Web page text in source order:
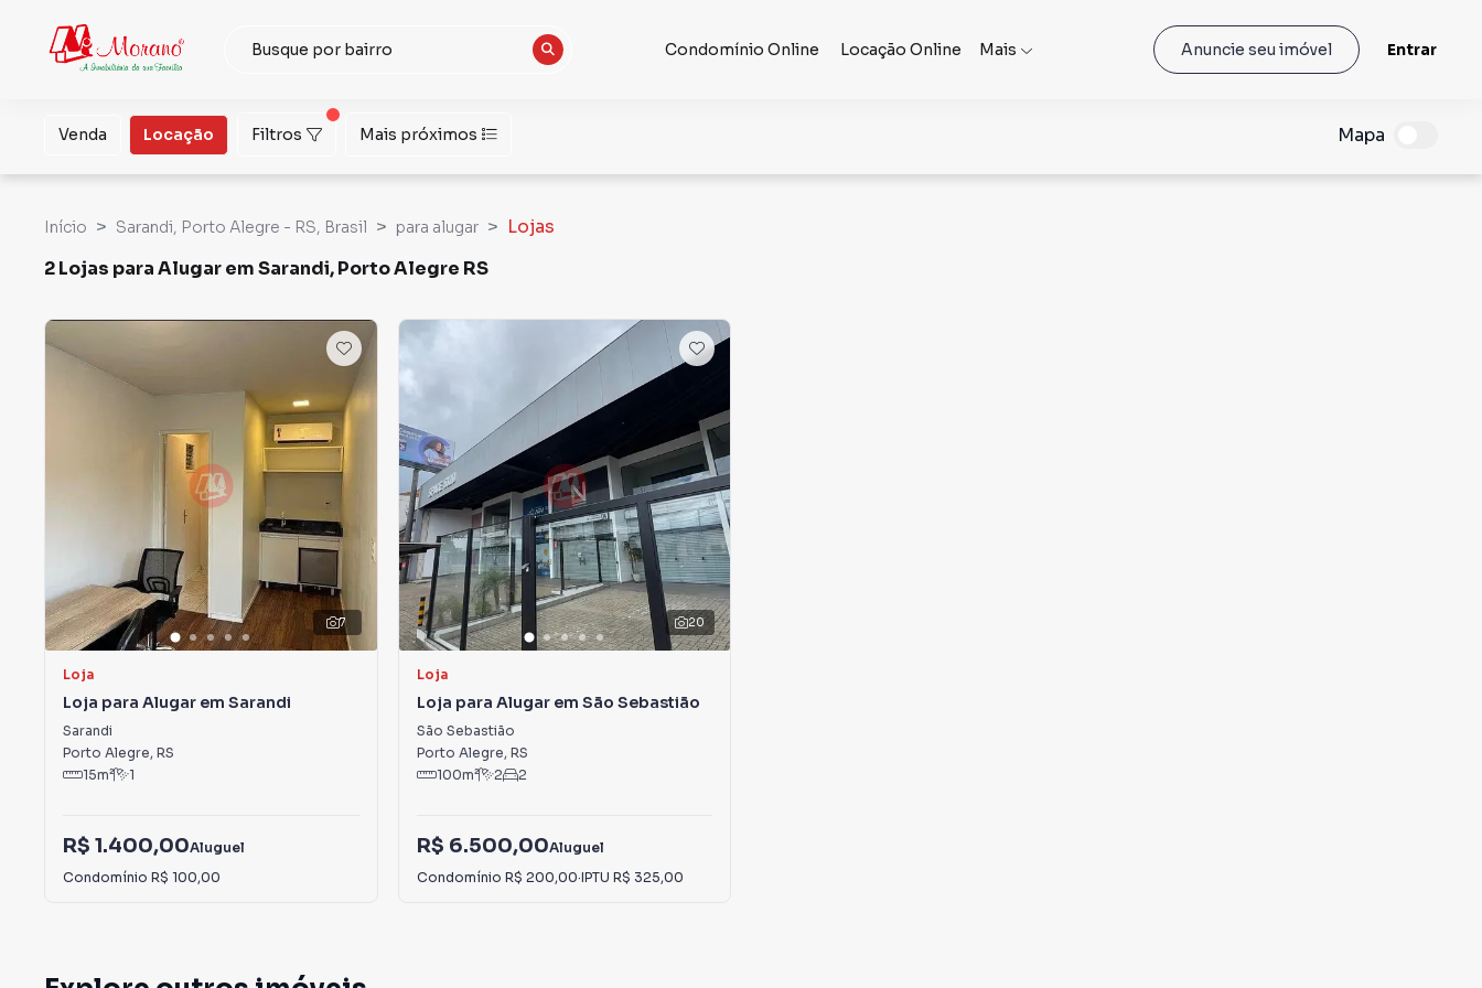
Condomínio Online Locação Online Mais Anuncie seu imóvel Entrar
Venda Locação Filtros Mais próximos Mapa
Início Sarandi, Porto Alegre - RS, Brasil para alugar
Lojas
2 Lojas para Alugar em Sarandi, Porto Alegre RS
7
Loja
Loja para Alugar em Sarandi
Sarandi
Porto Alegre, RS
15m² 1
R$ 1.400,00Aluguel
Condomínio R$ 100,00
20
Loja
Loja para Alugar em São Sebastião
São Sebastião
Porto Alegre, RS
100m² 2 2
R$ 6.500,00Aluguel
Condomínio R$ 200,00·IPTU R$ 325,00